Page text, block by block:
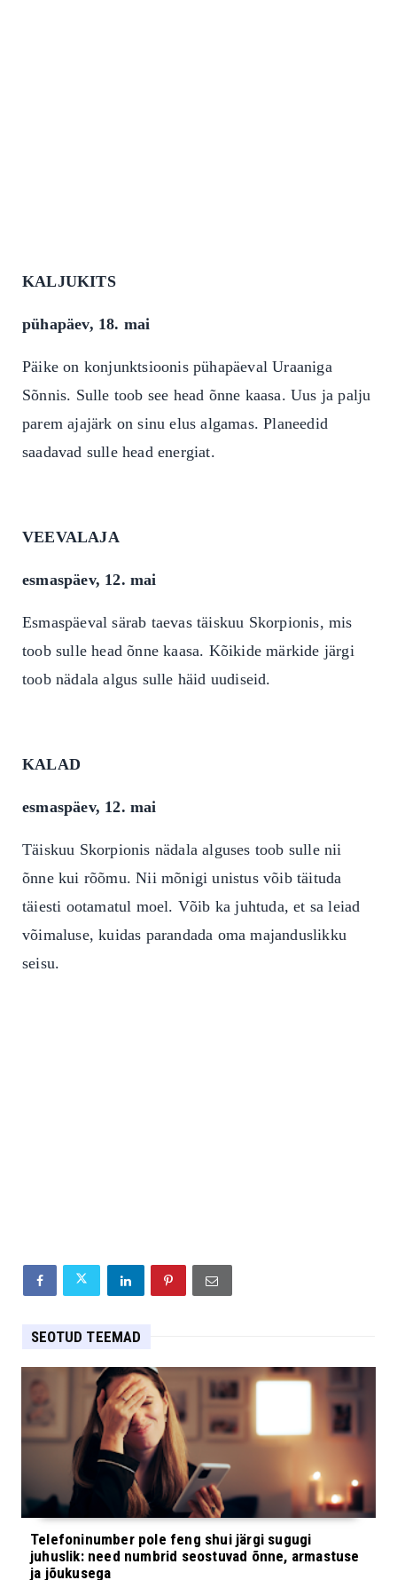
KALJUKITS
pühapäev, 18. mai
Päike on konjunktsioonis pühapäeval Uraaniga
Sõnnis. Sulle toob see head õnne kaasa. Uus ja palju
parem ajajärk on sinu elus algamas. Planeedid
saadavad sulle head energiat.
VEEVALAJA
esmaspäev, 12. mai
Esmaspäeval särab taevas täiskuu Skorpionis, mis
toob sulle head õnne kaasa. Kõikide märkide järgi
toob nädala algus sulle häid uudiseid.
KALAD
esmaspäev, 12. mai
Täiskuu Skorpionis nädala alguses toob sulle nii
õnne kui rõõmu. Nii mõnigi unistus võib täituda
täiesti ootamatul moel. Võib ka juhtuda, et sa leiad
võimaluse, kuidas parandada oma majanduslikku
seisu.
SEOTUD TEEMAD
Telefoninumber pole feng shui järgi sugugi
juhuslik: need numbrid seostuvad õnne, armastuse
ja jõukusega